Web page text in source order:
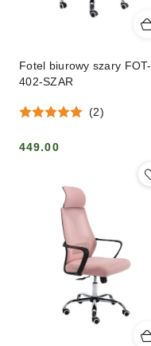
Fotel biurowy szary FOT-
402-SZAR
(2)
449.00